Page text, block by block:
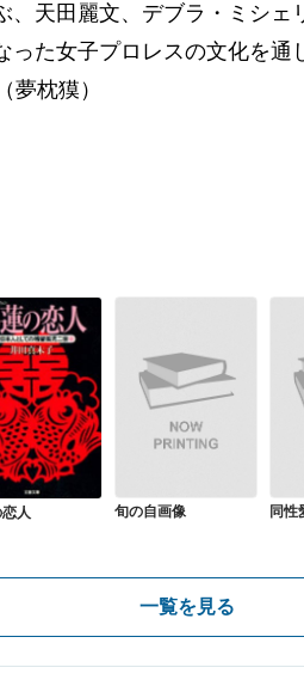
、天田麗文、デブラ・ミシェ
った女子プロレスの文化を通
夢枕獏）
人 旬の自画像 同性
一覧を見る